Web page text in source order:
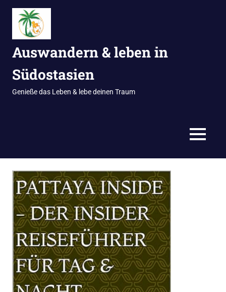
Zum
Inhalt
springen
Auswandern & leben in
Südostasien
Genieße das Leben & lebe deinen Traum
MENÜ